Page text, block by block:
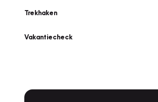
Trekhaken
Vakantiecheck